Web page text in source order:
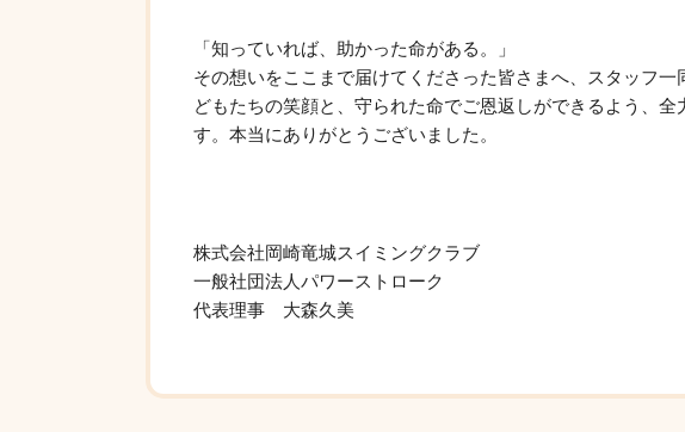
「知っていれば、助かった命がある。」
その想いをここまで届けてくださった皆さまへ、スタッフ
どもたちの笑顔と、守られた命でご恩返しができるよう、
す。本当にありがとうございました。
株式会社岡崎竜城スイミングクラブ
一般社団法人パワーストローク
代表理事 大森久美